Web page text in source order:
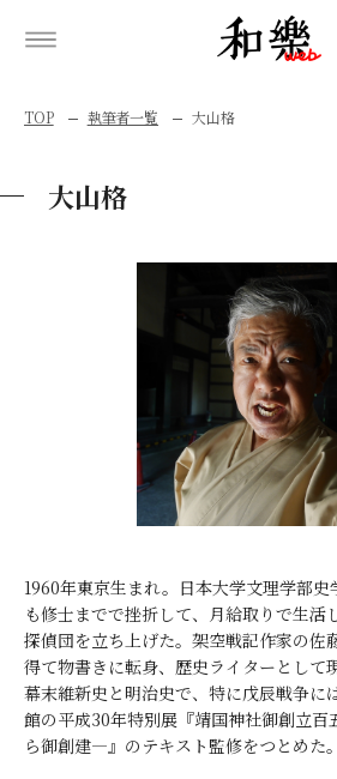
TOP 執筆者一覧 大山格
大山格
1960年東京生まれ。日本大学文理学部
も修士までで挫折して、月給取りで生活
探偵団を立ち上げた。架空戦記作家の佐
得て物書きに転身、歴史ライターとして
幕末維新史と明治史で、特に戊辰戦争に
館の平成30年特別展『靖国神社御創立
ら御創建―』のテキスト監修をつとめた。